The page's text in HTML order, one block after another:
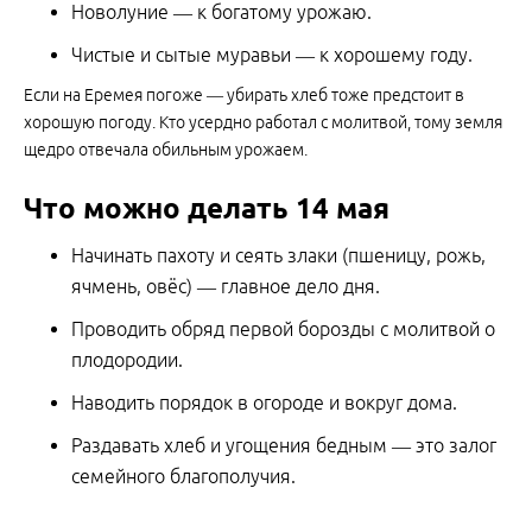
Новолуние — к богатому урожаю.
Чистые и сытые муравьи — к хорошему году.
Если на Еремея погоже — убирать хлеб тоже предстоит в
хорошую погоду. Кто усердно работал с молитвой, тому земля
щедро отвечала обильным урожаем.
Что можно делать 14 мая
Начинать пахоту и сеять злаки (пшеницу, рожь,
ячмень, овёс) — главное дело дня.
Проводить обряд первой борозды с молитвой о
плодородии.
Наводить порядок в огороде и вокруг дома.
Раздавать хлеб и угощения бедным — это залог
семейного благополучия.